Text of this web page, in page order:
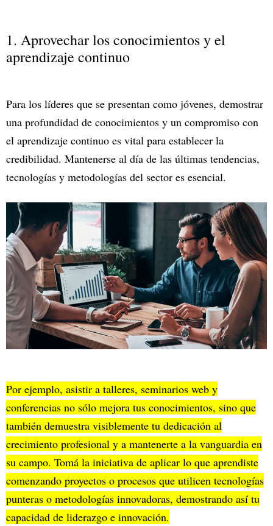
1. Aprovechar los conocimientos y el
aprendizaje continuo
Para los líderes que se presentan como jóvenes, demostrar
una profundidad de conocimientos y un compromiso con
el aprendizaje continuo es vital para establecer la
credibilidad. Mantenerse al día de las últimas tendencias,
tecnologías y metodologías del sector es esencial.
Por ejemplo, asistir a talleres, seminarios web y
conferencias no sólo mejora tus conocimientos, sino que
también demuestra visiblemente tu dedicación al
crecimiento profesional y a mantenerte a la vanguardia en
su campo. Tomá la iniciativa de aplicar lo que aprendiste
comenzando proyectos o procesos que utilicen tecnologías
punteras o metodologías innovadoras, demostrando así tu
capacidad de liderazgo e innovación.